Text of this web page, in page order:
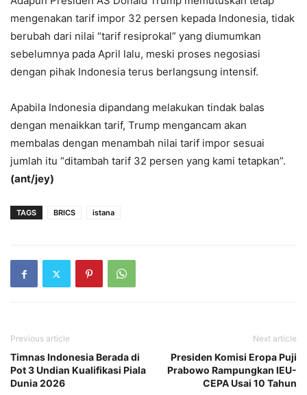
mengenakan tarif impor 32 persen kepada Indonesia, tidak
berubah dari nilai “tarif resiprokal” yang diumumkan
sebelumnya pada April lalu, meski proses negosiasi
dengan pihak Indonesia terus berlangsung intensif.
Apabila Indonesia dipandang melakukan tindak balas
dengan menaikkan tarif, Trump mengancam akan
membalas dengan menambah nilai tarif impor sesuai
jumlah itu “ditambah tarif 32 persen yang kami tetapkan”.
(ant/jey)
TAGS BRICS istana
Previous article
Timnas Indonesia Berada di
Pot 3 Undian Kualifikasi Piala
Dunia 2026
Next article
Presiden Komisi Eropa Puji
Prabowo Rampungkan IEU-
CEPA Usai 10 Tahun